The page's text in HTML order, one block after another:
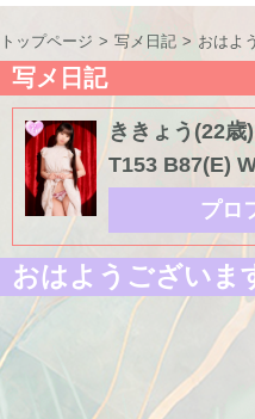
トップページ 写メ日記 おはよ
写メ日記
ききょう(22歳)
T153 B87(E)
プロ
おはようございま